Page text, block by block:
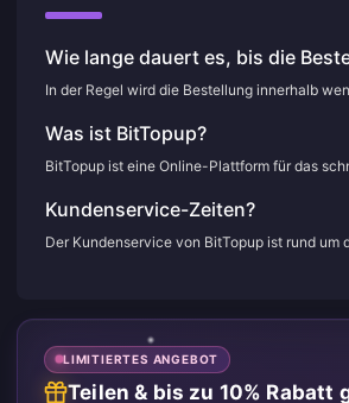
Wie lange dauert es, bis die
In der Regel wird die Bestellung innerhalb
Was ist BitTopup?
BitTopup ist eine Online-Plattform für das
Kundenservice-Zeiten?
Der Kundenservice von BitTopup ist rund um
LIMITIERTES ANGEBOT
Teilen & bis zu 10% Rabatt